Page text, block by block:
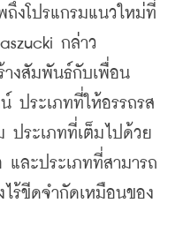
ถึงโปรแกรมแนวใหม่ที่
กล่าว
างสัมพันธ์กับเพื่อน
ประเภทที่ให้อรรถรส
ประเภทที่เต็มไปด้วย
และประเภทที่สามารถ
ไร้ขีดจำกัดเหมือนของ